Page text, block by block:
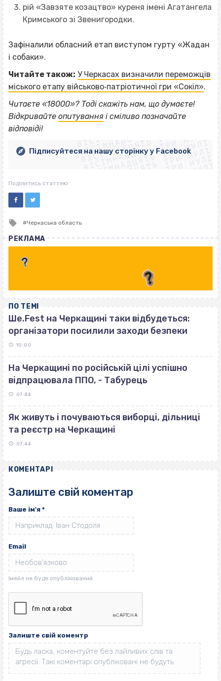
рій «Завзяте козацтво» куреня імені Агатангела
Кримського зі Звенигородки.
Зафіналили обласний етап виступом гурту «Жадан
і собаки».
Читайте також: У Черкасах визначили переможців
міського етапу військово‐патріотичної гри «Сокіл».
Читаєте «18000»? Тоді скажіть нам, що думаєте!
Відкривайте опитування і сміливо позначайте
відповіді!
ВІСІМНАДЦЯТЬ ТРИ НУЛІ
ВІСІМНАДЦЯТЬ ТРИ НУЛІ
ВІСІМНАДЦЯТЬ ТРИ НУЛІ
ВІСІМНАДЦЯТЬ ТРИ НУЛІ
ВІСІМНАДЦЯТЬ ТРИ НУЛІ
ВІСІМНАДЦЯТЬ ТРИ НУЛІ
ВІСІМНАДЦЯТЬ ТРИ НУЛІ
ВІСІМНАДЦЯТЬ ТРИ НУЛІ
Підписуйтеся на нашу сторінку у Facebook
Поділитись статтею
Tagged
Черкаська область
РЕКЛАМА
ПО ТЕМІ
Ше.Fest на Черкащині таки відбудеться:
організатори посилили заходи безпеки
10:00
На Черкащині по російській цілі успішно
відпрацювала ППО, - Табурець
07:44
Як живуть і почуваються виборці, дільниці
та реєстр на Черкащині
07:44
КОМЕНТАРІ
Залиште свій коментар
Ваше ім'я *
Email
Залиште свій коментр